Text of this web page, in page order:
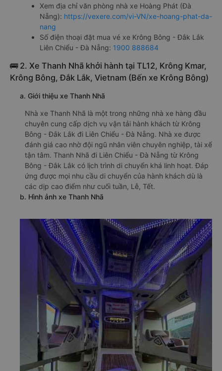
Xem địa chỉ văn phòng nhà xe Hoàng Phát (Đà
Nẵng): https://vexere.com/vi-VN/xe-hoang-phat-da-
nang
Số điện thoại đặt mua vé xe Krông Bông - Đắk Lắk
Liên Chiểu - Đà Nẵng: 1900 888684
🚌 2. Xe Thanh Nhã khởi hành tại TL12, Krông Kmar,
Krông Bông, Đắk Lắk, Vietnam (Bến xe Krông Bông)
a. Giới thiệu xe Thanh Nhã
Nhà xe Thanh Nhã là một trong những nhà xe hàng đầu
chuyên cung cấp dịch vụ vận tải hành khách từ Krông
Bông - Đắk Lắk đi Liên Chiểu - Đà Nẵng. Nhà xe được
đánh giá cao nhờ đội ngũ nhân viên chuyên nghiệp, tài xế
tận tâm. Thanh Nhã đi Liên Chiểu - Đà Nẵng từ Krông
Bông - Đắk Lắk có lịch trình di chuyển khá linh hoạt. Đáp
ứng được mọi nhu cầu di chuyển của hành khách dù là
các dịp cao điểm như cuối tuần, Lễ, Tết.
b. Hình ảnh xe Thanh Nhã